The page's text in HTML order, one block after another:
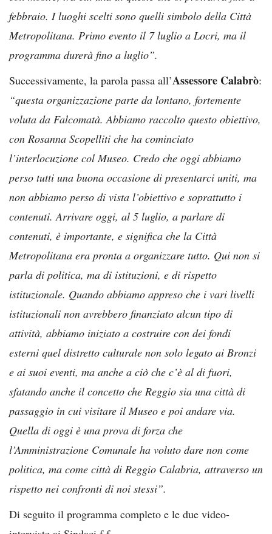
febbraio. I luoghi scelti sono quelli simbolo della Città
Metropolitana. Primo evento il 7 luglio a Locri, ma il
programma durerà fino a luglio”.
Successivamente, la parola passa all’Assessore Calabrò:
“questa organizzazione parte da lontano, fortemente
voluta da Falcomatà. Abbiamo raccolto questo obiettivo,
con Rosanna Scopelliti che ha cominciato
l’interlocuzione col Museo. Credo che oggi abbiamo
perso tutti una buona occasione di presentarci uniti, ma
non abbiamo perso di vista l’obiettivo e soprattutto i
contenuti. Arrivare oggi, al 5 luglio, a parlare di
contenuti, è importante, e significa che la Città
Metropolitana era pronta a organizzare tutto. Qui non si
parla di politica, ma di istituzioni, e di rispetto
istituzionale. Quando abbiamo appreso che i vari livelli
istituzionali non avrebbero finanziato alcun tipo di
attività, abbiamo iniziato a costruire con dei fondi
esterni quel distretto culturale non solo legato ai Bronzi
e ai suoi eventi, ma anche a ciò che c’è al di fuori,
sfatando anche il concetto che Reggio sia una città di
passaggio in cui visitare il Museo e poi andare via.
Quella di oggi è una prova di forza che
l’Amministrazione Comunale ha voluto dare non come
politica, ma come città di Reggio Calabria, attraverso un
rispetto nei confronti di noi stessi”.
Di seguito il programma completo e le due video-